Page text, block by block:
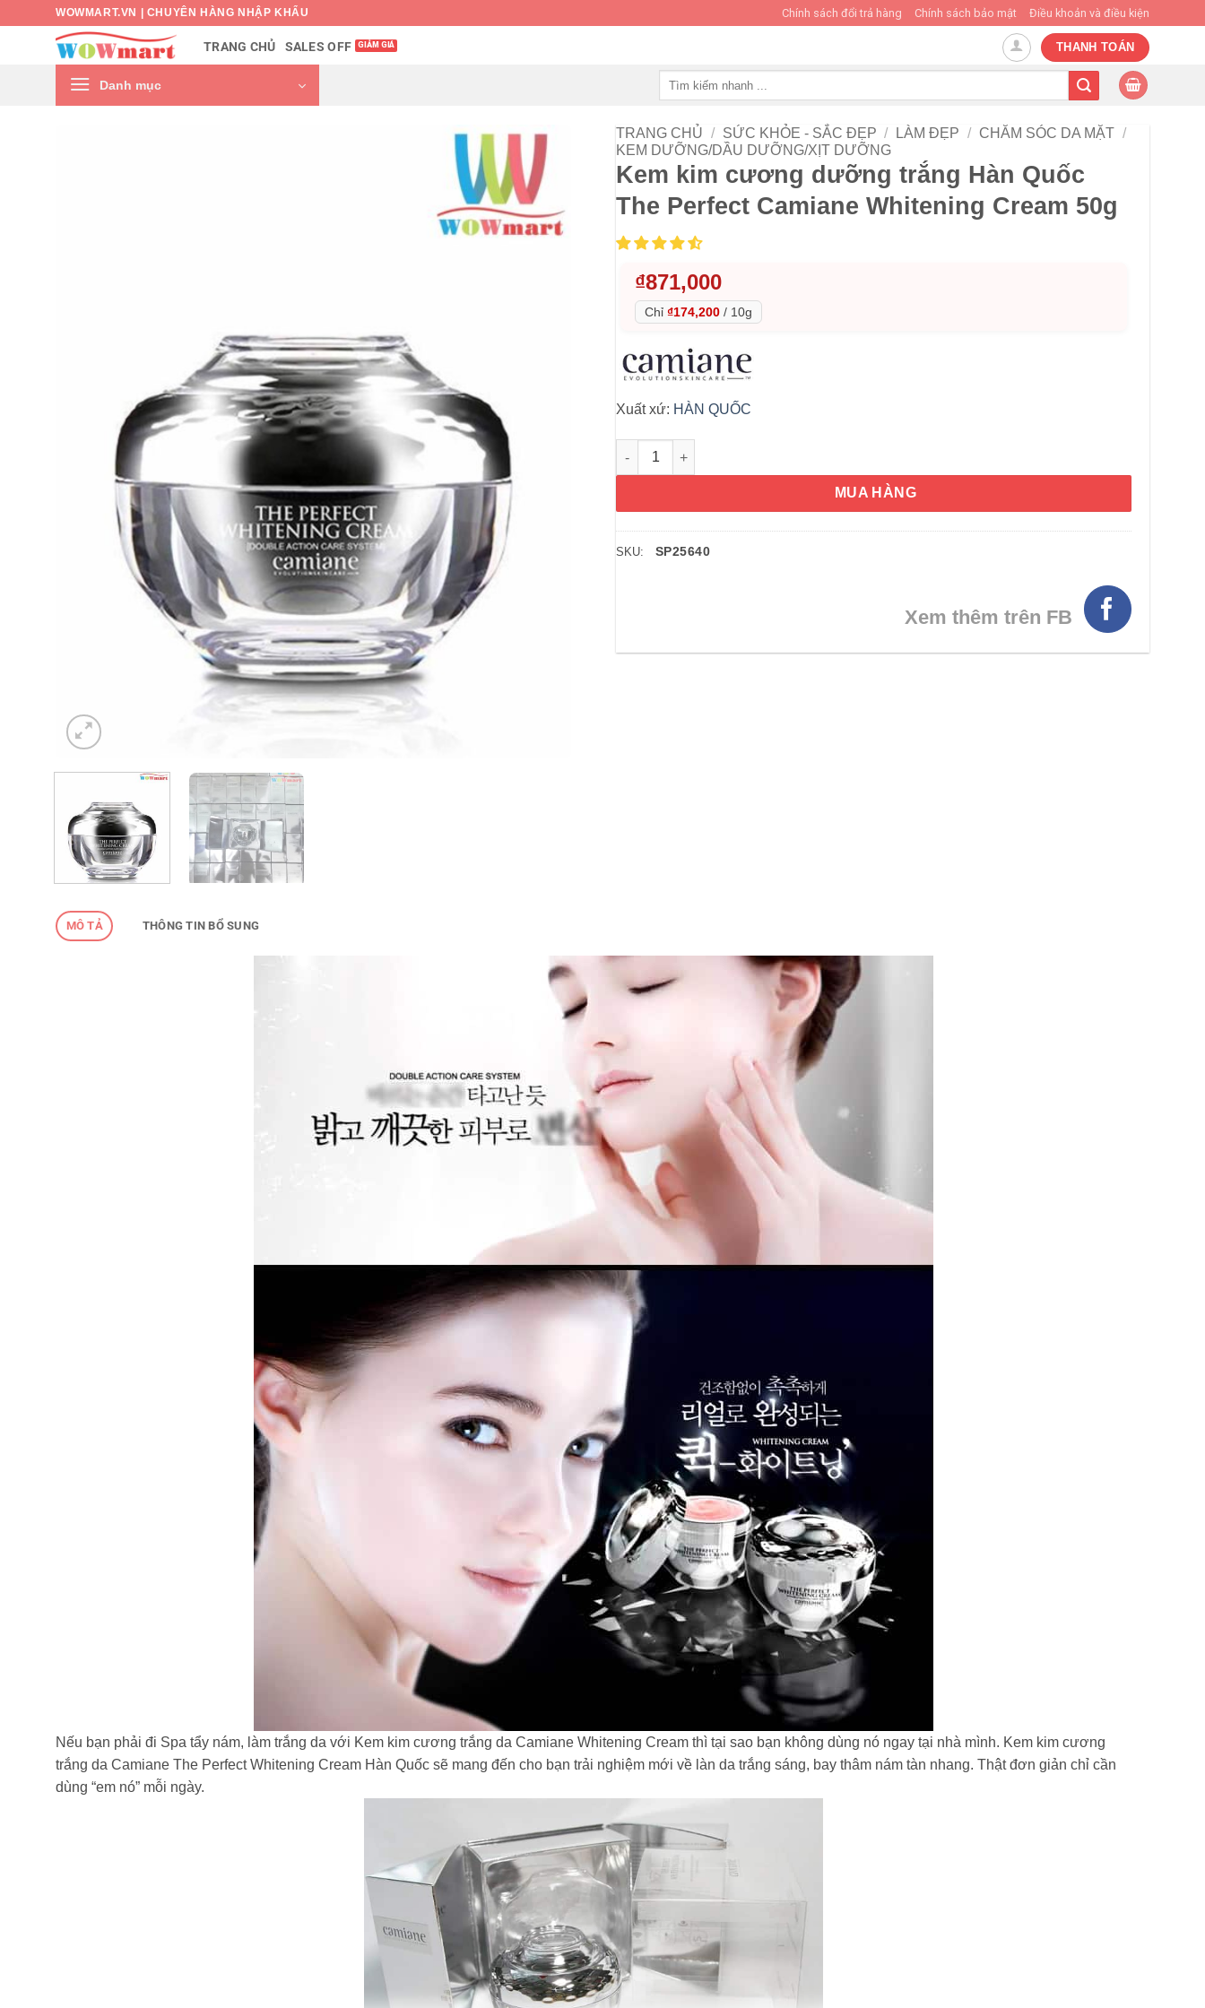
WOWMART.VN | CHUYÊN HÀNG NHẬP KHẨU Chính sách đổi trả hàng Chính sách bảo mật Điều khoản và điều kiện
TRANG CHỦ SALES OFF THANH TOÁN
Danh mục
TRANG CHỦ / SỨC KHỎE - SẮC ĐẸP / LÀM ĐẸP / CHĂM SÓC DA MẶT /
KEM DƯỠNG/DẦU DƯỠNG/XỊT DƯỠNG
Kem kim cương dưỡng trắng Hàn Quốc
The Perfect Camiane Whitening Cream 50g
₫871,000
Chỉ ₫174,200 / 10g
Xuất xứ: HÀN QUỐC
Kem kim cương dưỡng trắng Hàn Quốc The Perfect Camiane Whitening Cream 50g số lượng
MUA HÀNG
SKU: SP25640
Xem thêm trên FB
MÔ TẢ THÔNG TIN BỔ SUNG
Nếu bạn phải đi Spa tẩy nám, làm trắng da với Kem kim cương trắng da Camiane Whitening Cream thì tại sao bạn không dùng nó ngay tại nhà mình. Kem kim cương
trắng da Camiane The Perfect Whitening Cream Hàn Quốc sẽ mang đến cho bạn trải nghiệm mới về làn da trắng sáng, bay thâm nám tàn nhang. Thật đơn giản chỉ cần
dùng “em nó” mỗi ngày.